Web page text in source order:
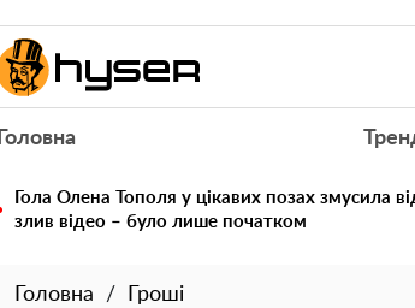
Головна
Гола Олена Тополя у цікавих позах змусила
злив відео – було лише початком
Головна Гроші